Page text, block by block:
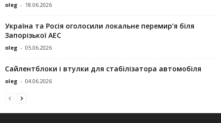
oleg - 18.06.2026
Україна та Росія оголосили локальне перемир’я біля
Запорізької АЕС
oleg - 05.06.2026
Сайлентблоки і втулки для стабілізатора автомобіля
oleg - 04.06.2026